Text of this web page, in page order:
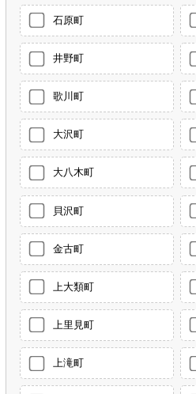
石原町
井野町
歌川町
大沢町
大八木町
貝沢町
金古町
上大類町
上里見町
上滝町